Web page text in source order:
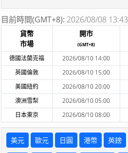
目前時間(GMT+8): 2026/08/08 13:43
貨幣
市場
開市
(GMT+8)
德國法蘭克福 2026/08/10 14:00
英國倫敦
2026/08/10 15:00
美國紐約
2026/08/10 20:00
澳洲雪梨
2026/08/10 05:00
日本東京
2026/08/10 08:00
美元 歐元 日圓 港幣 英鎊